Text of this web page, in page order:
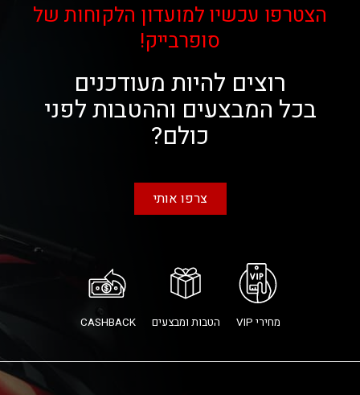
הצטרפו עכשיו למועדון הלקוחות של
סופרבייק!
רוצים להיות מעודכנים
בכל המבצעים וההטבות לפני
כולם?
צרפו אותי
מחירי VIP הטבות ומבצעים CASHBACK